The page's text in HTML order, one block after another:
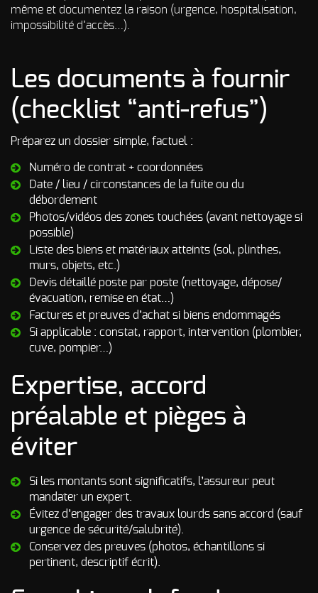
même et documentez la raison (urgence, hospitalisation,
impossibilité d’accès…).
Les documents à fournir
(checklist “anti-refus”)
Préparez un dossier simple, factuel :
Numéro de contrat + coordonnées
Date / lieu / circonstances de la fuite ou du
débordement
Photos/vidéos des zones touchées (avant nettoyage si
possible)
Liste des biens et matériaux atteints (sol, plinthes,
murs, objets, etc.)
Devis détaillé poste par poste (nettoyage, dépose/
évacuation, remise en état…)
Factures et preuves d’achat si biens endommagés
Si applicable : constat, rapport, intervention (plombier,
cuve, pompier…)
Expertise, accord
préalable et pièges à
éviter
Si les montants sont significatifs, l’assureur peut
mandater un expert.
Évitez d’engager des travaux lourds sans accord (sauf
urgence de sécurité/salubrité).
Conservez des preuves (photos, échantillons si
pertinent, descriptif écrit).